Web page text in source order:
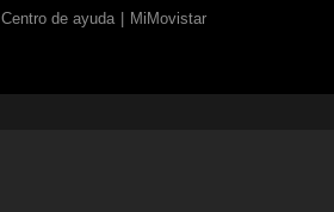
Centro de ayuda MiMovistar